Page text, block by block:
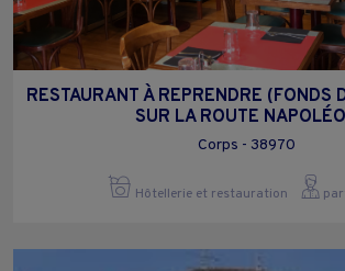
RESTAURANT À REPRENDRE (FONDS
SUR LA ROUTE
Corps - 38970
Hôtellerie et restauration